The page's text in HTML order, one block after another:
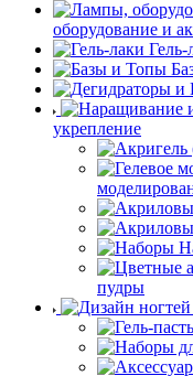
оборудование и
Гель-
укрепление
пудры